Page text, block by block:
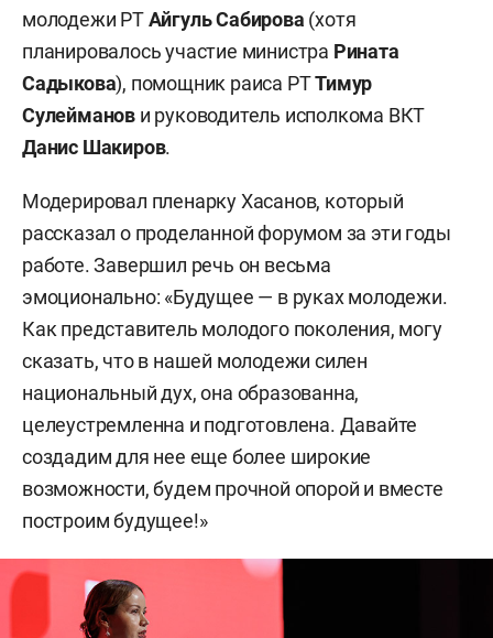
молодежи РТАйгуль Сабирова (хотя
планировалось участие министра Рината
Садыкова), помощник раиса РТТимур
Сулейманов и руководитель исполкома ВКТ
Данис Шакиров.
Модерировал пленарку Хасанов, который
рассказал о проделанной форумом за эти годы
работе. Завершил речь он весьма
эмоционально: «Будущее — в руках молодежи.
Как представитель молодого поколения, могу
сказать, что в нашей молодежи силен
национальный дух, она образованна,
целеустремленна и подготовлена. Давайте
создадим для нее еще более широкие
возможности, будем прочной опорой и вместе
построим будущее!»